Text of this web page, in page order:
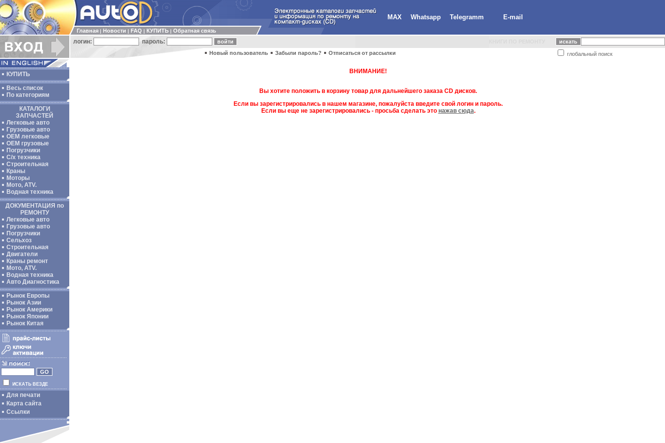
MAX Whatsapp Telegramm E-mail
Главная Новости FAQ КУПИТЬ Обратная связь
логин: пароль:
глобальный поиск
Новый пользователь Забыли пароль? Отписаться от рассылки
КУПИТЬ
Весь список
По категориям
КАТАЛОГИ
ЗАПЧАСТЕЙ
Легковые авто
Грузовые авто
ОЕМ легковые
OEM грузовые
Погрузчики
С/х техника
Строительная
Краны
Моторы
Мото, ATV.
Водная техника
ДОКУМЕНТАЦИЯ по
РЕМОНТУ
Легковые авто
Грузовые авто
Погрузчики
Сельхоз
Строительная
Двигатели
Краны ремонт
Мото, ATV.
Водная техника
Авто Диагностика
Рынок Европы
Рынок Азии
Рынок Америки
Рынок Японии
Рынок Китая
ИСКАТЬ ВЕЗДЕ
Для печати
Карта сайта
Ссылки
ВНИМАНИЕ!
Вы хотите положить в корзину товар для дальнейшего заказа CD дисков.
Если вы зарегистрировались в нашем магазине, пожалуйста введите свой логин и пароль.
Если вы еще не зарегистрировались - просьба сделать это нажав сюда.